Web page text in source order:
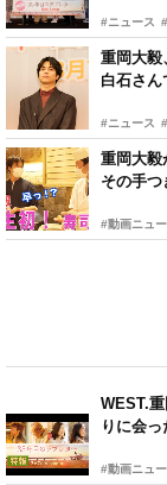
#ニュース
重岡大毅
白石さん
#ニュース
重岡大毅
その手つ
#動画ニュ
WEST.
りに会
#動画ニュ